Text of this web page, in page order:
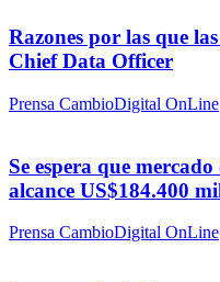
Razones por las que
Chief Data Officer
Prensa CambioDigital OnLine
Se espera que
alcance US$184.400
Prensa CambioDigital OnLine